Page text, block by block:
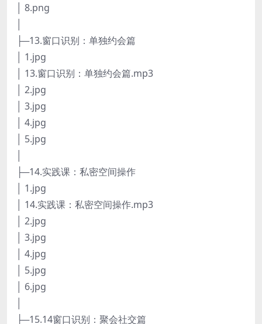
│ 8.png
├─13.窗口识别：单独约会篇
│ 1.jpg
│ 13.窗口识别：单独约会篇.mp3
│ 2.jpg
│ 3.jpg
│ 4.jpg
│ 5.jpg
├─14.实践课：私密空间操作
│ 1.jpg
│ 14.实践课：私密空间操作.mp3
│ 2.jpg
│ 3.jpg
│ 4.jpg
│ 5.jpg
│ 6.jpg
├─15.14窗口识别：聚会社交篇